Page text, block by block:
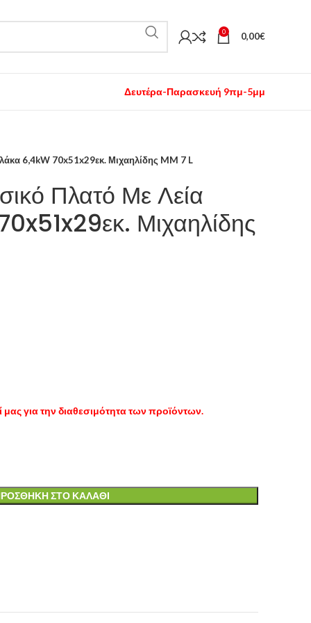
0 0,00€
Δευτέρα-Παρασκευή 9πμ-5μμ
6,4kW 70x51x29εκ. Μιχαηλίδης MM 7 L
Πλατό Με Λεία
Μιχαηλίδης
για την διαθεσιμότητα των προϊόντων.
ΣΤΟ ΚΑΛΆΘΙ